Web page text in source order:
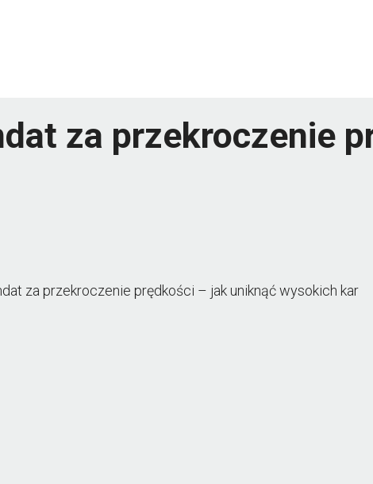
za przekroczenie
za przekroczenie prędkości – jak uniknąć wysokich kar